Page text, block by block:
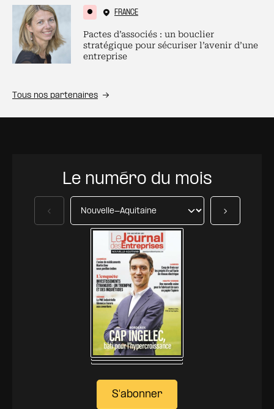
FRANCE
Pactes d’associés : un bouclier
stratégique pour sécuriser l’avenir d’une
entreprise
Tous nos partenaires
Le numéro du mois
S'abonner
Précédent Suivant